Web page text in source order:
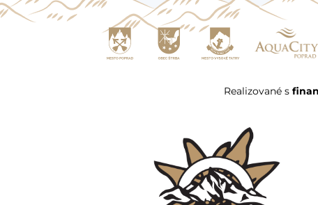
Realizované s